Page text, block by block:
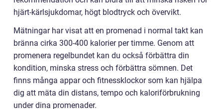
hjärt-kärlsjukdomar, högt blodtryck och övervikt.
Mätningar har visat att en promenad i normal takt kan
bränna cirka 300-400 kalorier per timme. Genom att
promenera regelbundet kan du också förbättra din
kondition, minska stress och förbättra sömnen. Det
finns många appar och fitnessklockor som kan hjälpa
dig att mäta din distans, tempo och kaloriförbrukning
under dina promenader.